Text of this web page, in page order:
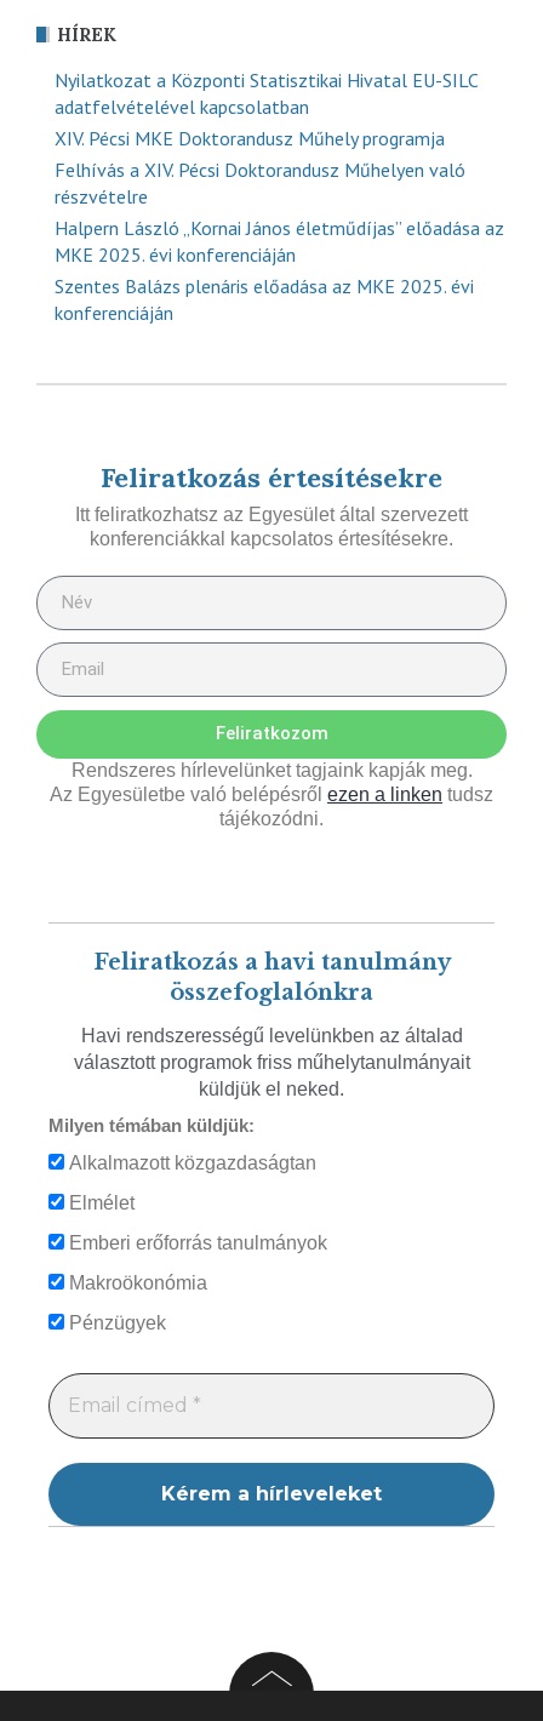
HÍREK
Nyilatkozat a Központi Statisztikai Hivatal EU-SILC
adatfelvételével kapcsolatban
XIV. Pécsi MKE Doktorandusz Műhely programja
Felhívás a XIV. Pécsi Doktorandusz Műhelyen való
részvételre
Halpern László „Kornai János életműdíjas” előadása az
MKE 2025. évi konferenciáján
Szentes Balázs plenáris előadása az MKE 2025. évi
konferenciáján
Feliratkozás értesítésekre
Itt feliratkozhatsz az Egyesület által szervezett
konferenciákkal kapcsolatos értesítésekre.
Feliratkozom
Rendszeres hírlevelünket tagjaink kapják meg.
Az Egyesületbe való belépésről ezen a linken tudsz
tájékozódni.
Feliratkozás a havi tanulmány
összefoglalónkra
Havi rendszerességű levelünkben az általad
választott programok friss műhelytanulmányait
küldjük el neked.
Milyen témában küldjük:
Alkalmazott közgazdaságtan
Elmélet
Emberi erőforrás tanulmányok
Makroökonómia
Pénzügyek